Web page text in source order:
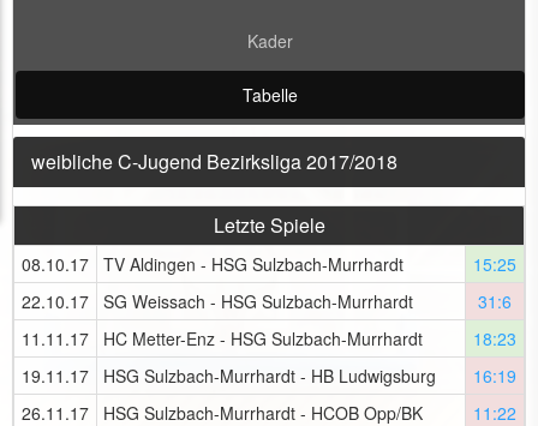
Kader
Tabelle
weibliche C-Jugend Bezirksliga 2017/2018
Letzte Spiele
08.10.17 TV Aldingen - HSG Sulzbach-Murrhardt
15:25
22.10.17 SG Weissach - HSG Sulzbach-Murrhardt
31:6
11.11.17
HC Metter-Enz - HSG Sulzbach-Murrhardt
18:23
19.11.17
HSG Sulzbach-Murrhardt - HB Ludwigsburg
16:19
26.11.17
HSG Sulzbach-Murrhardt - HCOB Opp/BK
11:22